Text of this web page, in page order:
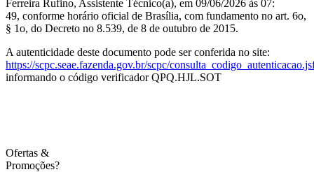
Ferreira Rufino, Assistente Técnico(a), em 09/06/2026 às 07:
49, conforme horário oficial de Brasília, com fundamento no art. 6o,
§ 1o, do Decreto no 8.539, de 8 de outubro de 2015.
A autenticidade deste documento pode ser conferida no site:
https://scpc.seae.fazenda.gov.br/scpc/
informando o código verificador QPQ.HJL.SOT
Ofertas &
Promoções?